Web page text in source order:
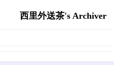
西里外送茶's Archiver